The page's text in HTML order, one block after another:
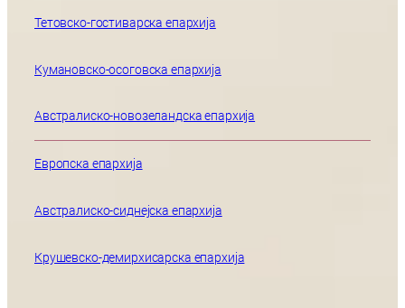
Тетовско-гостиварска епархија
Кумановско-осоговска епархија
Австралиско-новозеландска епархија
Европска епархија
Австралиско-сиднејска епархија
Крушевско-демирхисарска епархија